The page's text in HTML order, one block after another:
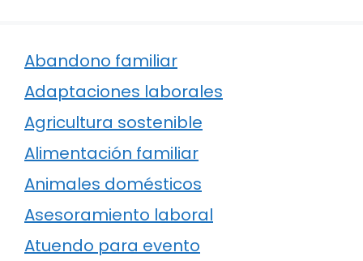
Abandono familiar
Adaptaciones laborales
Agricultura sostenible
Alimentación familiar
Animales domésticos
Asesoramiento laboral
Atuendo para evento